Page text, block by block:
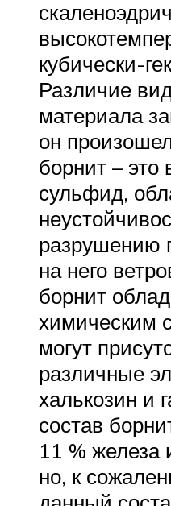
кубически-
Различие
материала
он
борнит – это
сульфид,
разрушению
на него
борнит
химическим
могут
различные
халькозин и
состав
11 % железа
но, к